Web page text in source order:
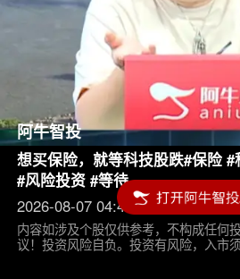
阿牛智投
想买保险，就等科技股跌#保险 #
#风险投资 #等待
2026-08-07 04:45
内容如涉及个股仅供参考，不构成任何
议！投资风险自负。投资有风险，入市须